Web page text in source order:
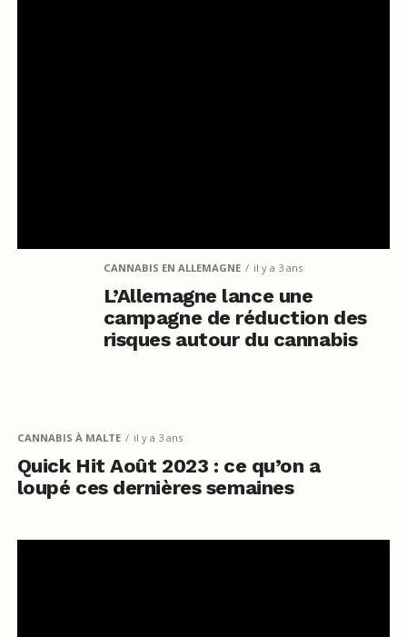
CANNABIS EN ALLEMAGNE il y a 3 ans
L’Allemagne lance une
campagne de réduction des
risques autour du cannabis
CANNABIS À MALTE il y a 3 ans
Quick Hit Août 2023 : ce qu’on a
loupé ces dernières semaines